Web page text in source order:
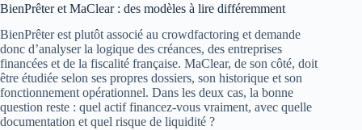
BienPrêter et MaClear : des modèles à lire différemment
BienPrêter est plutôt associé au crowdfactoring et demande
donc d’analyser la logique des créances, des entreprises
financées et de la fiscalité française. MaClear, de son côté, doit
être étudiée selon ses propres dossiers, son historique et son
fonctionnement opérationnel. Dans les deux cas, la bonne
question reste : quel actif financez-vous vraiment, avec quelle
documentation et quel risque de liquidité ?